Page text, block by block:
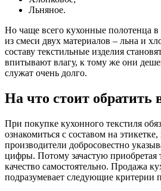
Льняное.
Но чаще всего кухонные полотенца
из смеси двух материалов – льна и
составу текстильные изделия
впитывают влагу, к тому же они
служат очень долго.
На что стоит обратить
При покупке кухонного текстиля
ознакомиться с составом на этикетке,
производители добросовестно
цифры. Потому зачастую приобретая
качество самостоятельно. Продажа
подразумевает следующие критерии